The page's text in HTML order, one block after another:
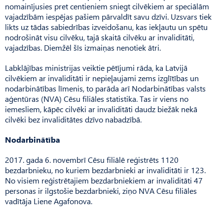
nomainījusies pret centieniem sniegt cilvēkiem ar speciālām
vajadzībām iespējas pašiem pārvaldīt savu dzīvi. Uzsvars tiek
likts uz tādas sabiedrības izveidošanu, kas iekļautu un spētu
nodrošināt visu cilvēku, tajā skaitā cilvēku ar invaliditāti,
vajadzības. Diemžēl šīs izmaiņas nenotiek ātri.
Labklājības ministrijas veiktie pētījumi rāda, ka Latvijā
cilvēkiem ar invaliditāti ir nepieļaujami zems izglītības un
nodarbinātības līmenis, to parāda arī Nodarbinātības valsts
aģentūras (NVA) Cēsu filiāles statistika. Tas ir viens no
iemesliem, kāpēc cilvēki ar invaliditāti daudz biežāk nekā
cilvēki bez invaliditātes dzīvo nabadzībā.
Nodarbinātība
2017. gada 6. novembrī Cēsu filiālē reģistrēts 1120
bezdarbnieku, no kuriem bezdarbnieki ar invaliditāti ir 123.
No visiem reģistrētajiem bezdarbniekiem ar invaliditāti 47
personas ir ilgstošie bezdarbnieki, ziņo NVA Cēsu filiāles
vadītāja Liene Agafonova.